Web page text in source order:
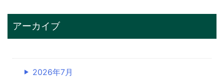
アーカイブ
2026年7月